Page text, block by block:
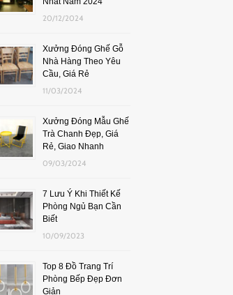
20/12/2024
Xưởng Đóng Ghế Gỗ
Nhà Hàng Theo Yêu
Cầu, Giá Rẻ
11/03/2024
Xưởng Đóng Mẫu Ghế
Trà Chanh Đẹp, Giá
Rẻ, Giao Nhanh
09/03/2024
7 Lưu Ý Khi Thiết Kế
Phòng Ngủ Bạn Cần
Biết
10/09/2023
Top 8 Đồ Trang Trí
Phòng Bếp Đẹp Đơn
Giản